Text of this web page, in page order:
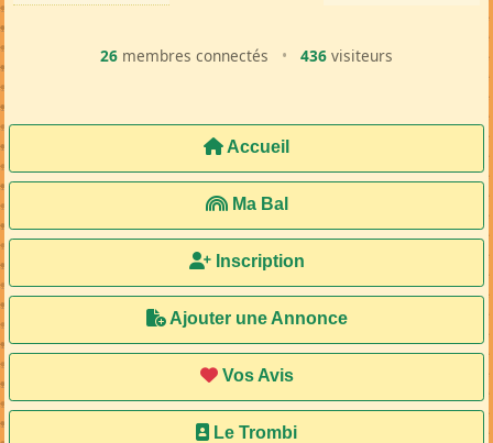
26 membres connectés • 436 visiteurs
Accueil
Ma Bal
Inscription
Ajouter une Annonce
Vos Avis
Le Trombi